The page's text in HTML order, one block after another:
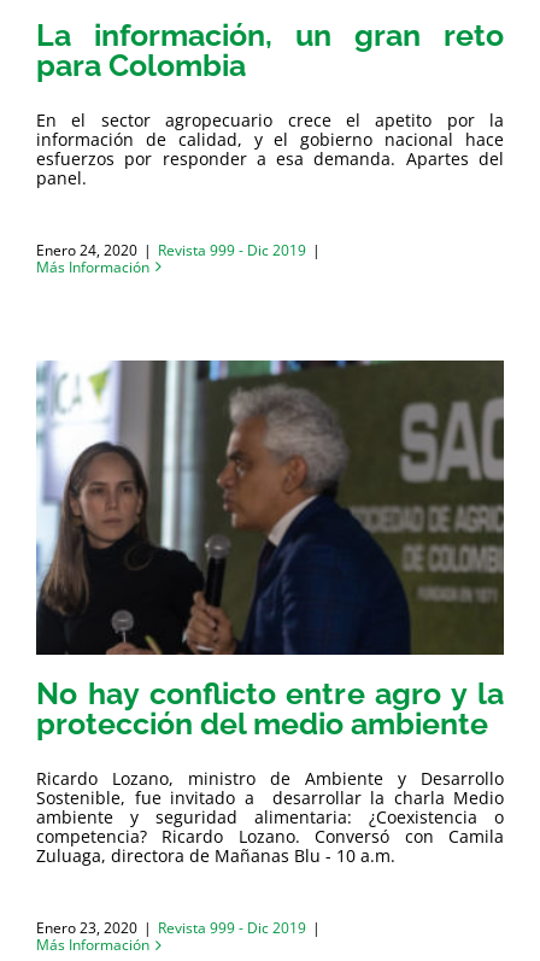
La información, un gran reto
para Colombia
En el sector agropecuario crece el apetito por la
información de calidad, y el gobierno nacional hace
esfuerzos por responder a esa demanda. Apartes del
panel.
Enero 24, 2020 | Revista 999 - Dic 2019 |
Más Información
No hay conflicto entre agro y la
protección del medio ambiente
Ricardo Lozano, ministro de Ambiente y Desarrollo
Sostenible, fue invitado a desarrollar la charla Medio
ambiente y seguridad alimentaria: ¿Coexistencia o
competencia? Ricardo Lozano. Conversó con Camila
Zuluaga, directora de Mañanas Blu - 10 a.m.
Enero 23, 2020 | Revista 999 - Dic 2019 |
Más Información